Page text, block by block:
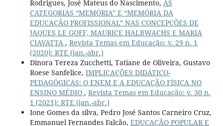
Rodrigues, José Mateus do Nascimento, AS
CATEGORIAS “MEMÓRIA” E “MEMÓRIA DA
EDUCAÇÃO PROFISSIONAL” NAS CONCEPÇÕES DE
JAQUES LE GOFF, MAURICE HALBWACHS E MARIA
CIAVATTA , Revista Temas em Educação: v. 29 n. 1
(2020): RTE (jan.-abr.)
Dinora Tereza Zucchetti, Tatiane de Oliveira, Gustavo
Roese Sanfelice, IMPLICAÇÕES DIDÁTICO-
PEDAGÓGICAS: O ENEM E A EDUCAÇÃO FÍSICA NO
ENSINO MÉDIO , Revista Temas em Educação: v. 30 n.
1 (2021): RTE (jan.-abr.)
Ione Gomes da silva, Pedro José Santos Carneiro Cruz,
Emmanuel Fernandes Falcão, EDUCAÇÃO POPULAR E